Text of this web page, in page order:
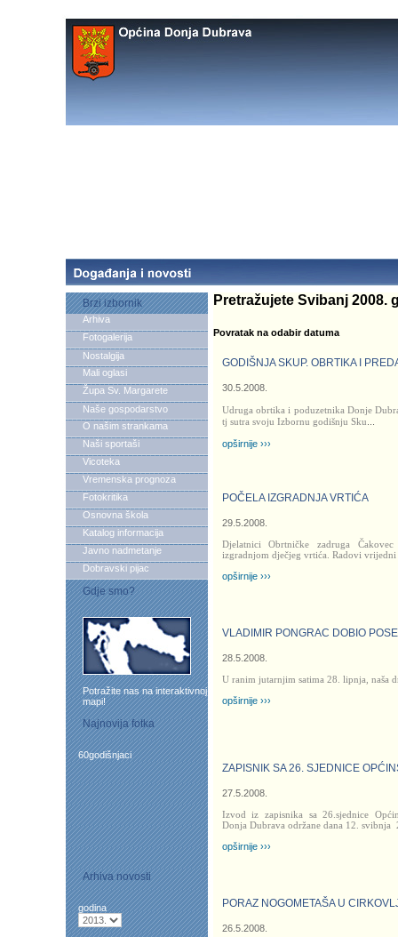
Brzi izbornik
Arhiva
Fotogalerija
Nostalgija
Mali oglasi
Župa Sv. Margarete
Naše gospodarstvo
O našim strankama
Naši sportaši
Vicoteka
Vremenska prognoza
Fotokritika
Osnovna škola
Katalog informacija
Javno nadmetanje
Dobravski pijac
Gdje smo?
Potražite nas na interaktivnoj
mapi!
Najnovija fotka
60godišnjaci
Arhiva novosti
godina
Pretražujete Svibanj 2008.
Povratak na odabir datuma
GODIŠNJA SKUP. OBRTIKA I
30.5.2008.
Udruga obrtika i poduzetnika Donje
tj sutra svoju Izbornu godišnju Sku
opširnije ›››
POČELA IZGRADNJA VRTIĆA
29.5.2008.
Djelatnici Obrtničke zadruga
izgradnjom dječjeg vrtića. Radovi
opširnije ›››
VLADIMIR PONGRAC DOBIO
28.5.2008.
U ranim jutarnjim satima 28. lipnja, naša
opširnije ›››
ZAPISNIK SA 26. SJEDNICE
27.5.2008.
Izvod iz zapisnika sa 26.sjednice
Donja Dubrava održane dana 12. svibnja
opširnije ›››
PORAZ NOGOMETAŠA U
26.5.2008.